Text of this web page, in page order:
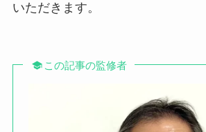
いただきます。
この記事の監修者